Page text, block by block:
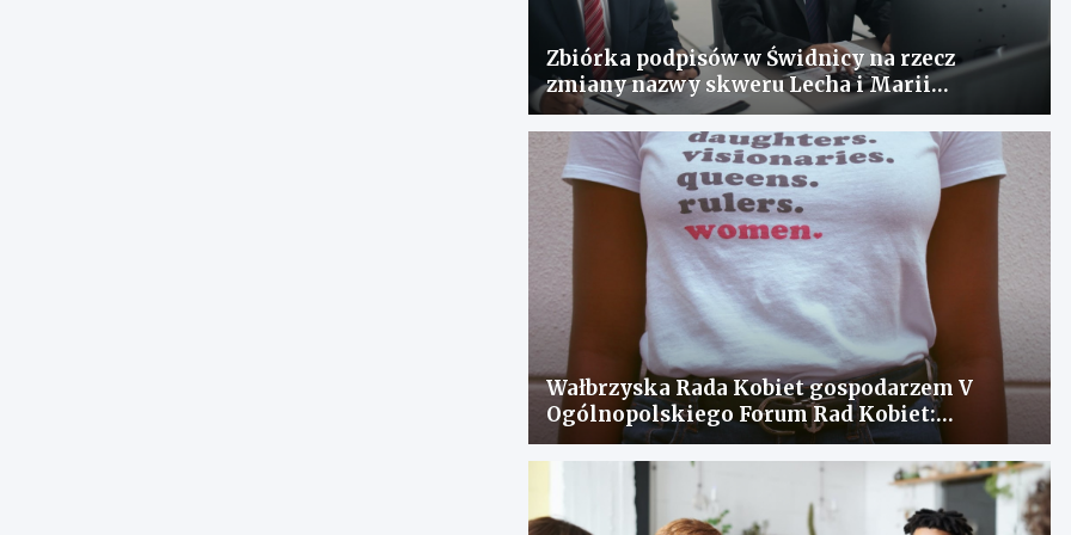
Zbiórka podpisów w Świdnicy na rzecz
zmiany nazwy skweru Lecha i Marii
Kaczyńskich
Wałbrzyska Rada Kobiet gospodarzem V
Ogólnopolskiego Forum Rad Kobiet:
spotkanie dla wymiany doświadczeń i
rozwiązania problemów